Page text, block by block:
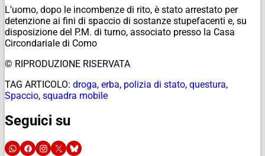
L’uomo, dopo le incombenze di rito, è stato arrestato per
detenzione ai fini di spaccio di sostanze stupefacenti e, su
disposizione del P.M. di turno, associato presso la Casa
Circondariale di Como
© RIPRODUZIONE RISERVATA
TAG ARTICOLO: droga, erba, polizia di stato, questura,
Spaccio, squadra mobile
Seguici su